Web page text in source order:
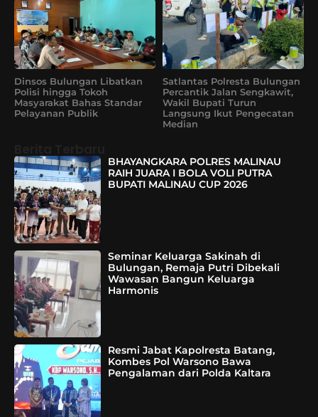
Dinsos Bulungan Libatkan
Polisi hingga Tokoh
Masyarakat Bahas Standar
Pelayanan Publik
Satlantas Polresta Bulungan
Percantik Jalan Sengkawit,
Wakil Bupati Turun
Langsung Ikut Pengecatan
Median
BHAYANGKARA POLRES MALINAU
RAIH JUARA I BOLA VOLI PUTRA
BUPATI MALINAU CUP 2026
Seminar Keluarga Sakinah di
Bulungan, Remaja Putri Dibekali
Wawasan Bangun Keluarga
Harmonis
Resmi Jabat Kapolresta Batang,
Kombes Pol Warsono Bawa
Pengalaman dari Polda Kaltara